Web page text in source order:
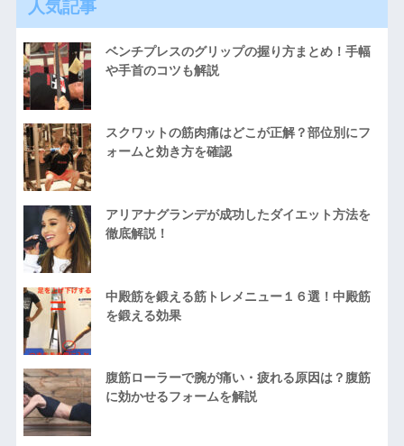
人気記事
ベンチプレスのグリップの握り方まとめ！手幅
や手首のコツも解説
スクワットの筋肉痛はどこが正解？部位別にフ
ォームと効き方を確認
アリアナグランデが成功したダイエット方法を
徹底解説！
中殿筋を鍛える筋トレメニュー１６選！中殿筋
を鍛える効果
腹筋ローラーで腕が痛い・疲れる原因は？腹筋
に効かせるフォームを解説